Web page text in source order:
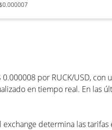
$0.000007
por RUCK/USD,
en tiempo real. En las
determina las tarifas